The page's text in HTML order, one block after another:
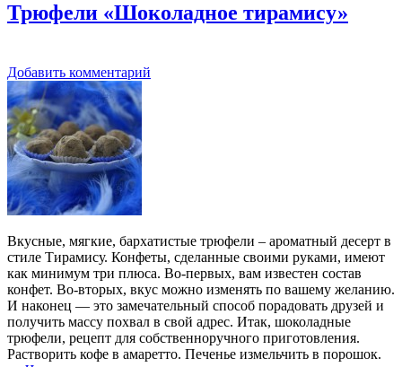
Трюфели «Шоколадное тирамису»
Добавить комментарий
Вкусные, мягкие, бархатистые трюфели – ароматный десерт в
стиле Тирамису. Конфеты, сделанные своими руками, имеют
как минимум три плюса. Во-первых, вам известен состав
конфет. Во-вторых, вкус можно изменять по вашему желанию.
И наконец — это замечательный способ порадовать друзей и
получить массу похвал в свой адрес. Итак, шоколадные
трюфели, рецепт для собственноручного приготовления.
Растворить кофе в амаретто. Печенье измельчить в порошок.